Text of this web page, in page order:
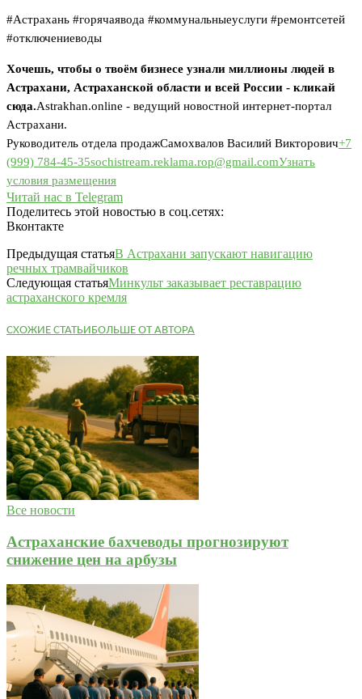
#Астрахань #горячаявода #коммунальныеуслуги #ремонтсетей
#отключениеводы
Хочешь, чтобы о твоём бизнесе узнали миллионы людей в
Астрахани, Астраханской области и всей России - кликай
сюда.Astrakhan.online - ведущий новостной интернет-портал
Астрахани.
Руководитель отдела продажСамохвалов Василий Викторович+7
(999) 784-45-35sochistream.reklama.rop@gmail.comУзнать
условия размещения
Читай нас в Telegram
Поделитесь этой новостью в соц.сетях:
Вконтакте
Предыдущая статьяВ Астрахани запускают навигацию
речных трамвайчиков
Следующая статьяМинкульт заказывает реставрацию
астраханского кремля
СХОЖИЕ СТАТЬИБОЛЬШЕ ОТ АВТОРА
Все новости
Астраханские бахчеводы прогнозируют
снижение цен на арбузы